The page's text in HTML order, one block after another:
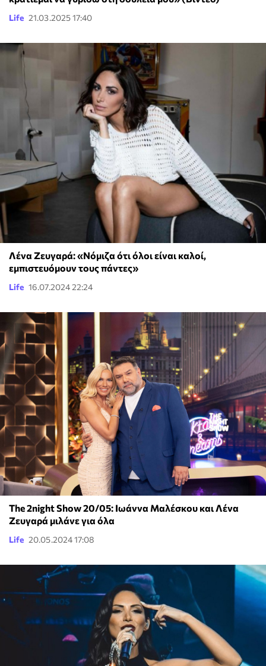
Life 21.03.2025 17:40
Λένα Ζευγαρά: «Νόμιζα ότι όλοι είναι καλοί,
εμπιστευόμουν τους πάντες»
Life 16.07.2024 22:24
The 2night Show 20/05: Ιωάννα Μαλέσκου και Λένα
Ζευγαρά μιλάνε για όλα
Life 20.05.2024 17:08